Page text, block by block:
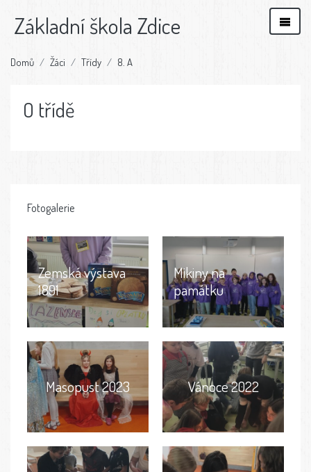
Základní škola Zdice
Domů Žáci Třídy 8. A
O třídě
Fotogalerie
Zemská výstava
1891
Mikiny na
památku
Masopust 2023 Vánoce 2022